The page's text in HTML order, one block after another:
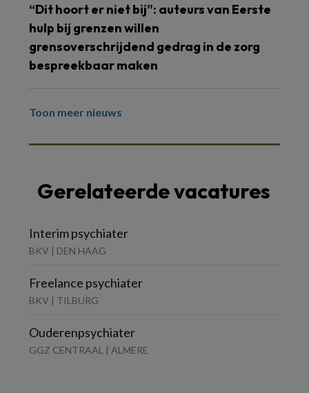
“Dit hoort er niet bij”: auteurs van Eerste
hulp bij grenzen willen
grensoverschrijdend gedrag in de zorg
bespreekbaar maken
Toon meer nieuws
Gerelateerde vacatures
Interim psychiater
BKV | DEN HAAG
Freelance psychiater
BKV | TILBURG
Ouderenpsychiater
GGZ CENTRAAL | ALMERE